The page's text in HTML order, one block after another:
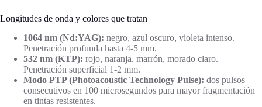
Longitudes de onda y colores que tratan
1064 nm (Nd:YAG): negro, azul oscuro, violeta intenso.
Penetración profunda hasta 4-5 mm.
532 nm (KTP): rojo, naranja, marrón, morado claro.
Penetración superficial 1-2 mm.
Modo PTP (Photoacoustic Technology Pulse): dos pulsos
consecutivos en 100 microsegundos para mayor fragmentación
en tintas resistentes.